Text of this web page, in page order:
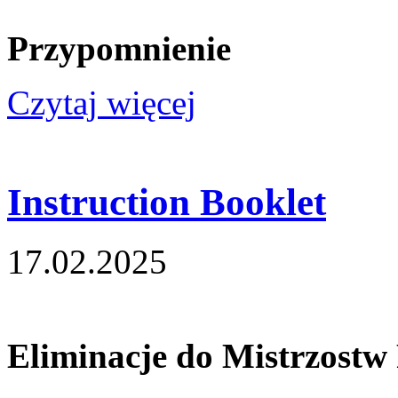
Przypomnienie
Czytaj więcej
Instruction Booklet
17.02.2025
Eliminacje do Mistrzostw